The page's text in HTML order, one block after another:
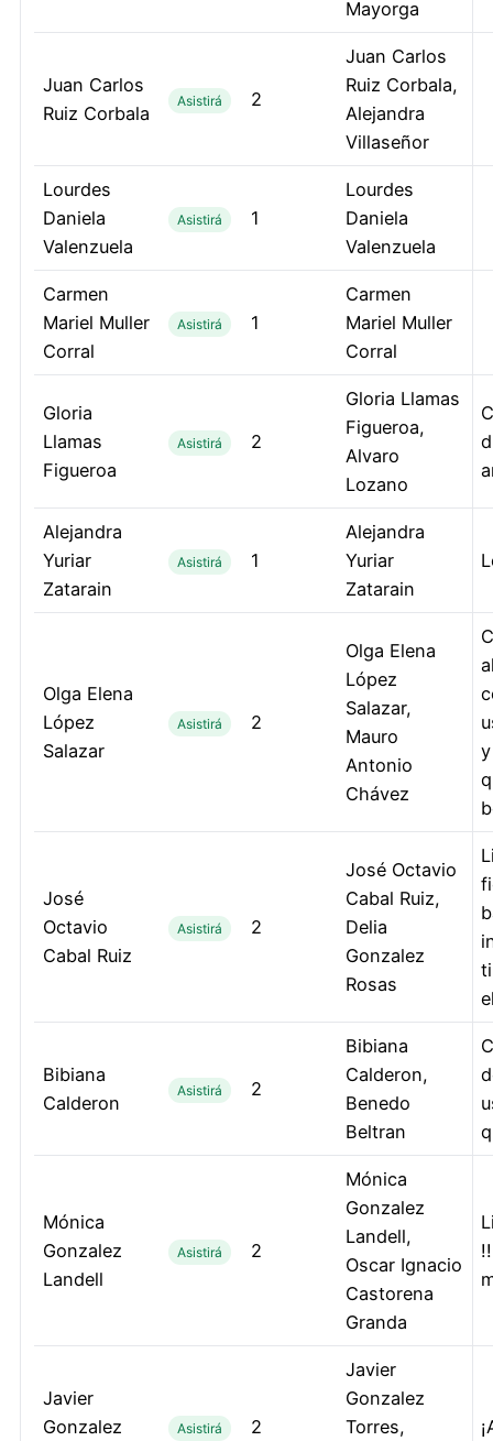
Mayorga
Juan Carlos
Ruiz Corbala
Asistirá 2
Juan Carlos
Ruiz Corbala,
Alejandra
Villaseñor
Lourdes
Daniela
Valenzuela
Asistirá 1
Lourdes
Daniela
Valenzuela
Carmen
Mariel Muller
Corral
Asistirá 1
Carmen
Mariel Muller
Corral
Gloria
Llamas
Figueroa
Asistirá 2
Gloria Llamas
Figueroa,
Alvaro
Lozano
Alejandra
Yuriar
Zatarain
Asistirá 1
Alejandra
Yuriar
Zatarain
Olga Elena
López
Salazar
Asistirá 2
Olga Elena
López
Salazar,
Mauro
Antonio
Chávez
José
Octavio
Cabal Ruiz
Asistirá 2
José Octavio
Cabal Ruiz,
Delia
Gonzalez
Rosas
Bibiana
Calderon
Asistirá 2
Bibiana
Calderon,
Benedo
Beltran
Mónica
Gonzalez
Landell
Asistirá 2
Mónica
Gonzalez
Landell,
Oscar Ignacio
Castorena
Granda
Javier
Gonzalez
Asistirá 2
Javier
Gonzalez
Torres,